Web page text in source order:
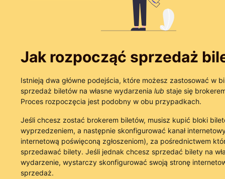
Jak rozpocząć sprzedaż
Istnieją dwa główne podejścia, które możesz zastosować w
sprzedaż biletów na własne wydarzenia lub staje się
Proces rozpoczęcia jest podobny w obu przypadkach.
Jeśli chcesz zostać brokerem biletów, musisz kupić bloki
wyprzedzeniem, a następnie skonfigurować kanał
internetową poświęconą zgłoszeniom), za pośrednictwem
sprzedawać bilety. Jeśli jednak chcesz sprzedać bilety na
wydarzenie, wystarczy skonfigurować swoją stronę
sprzedaż.